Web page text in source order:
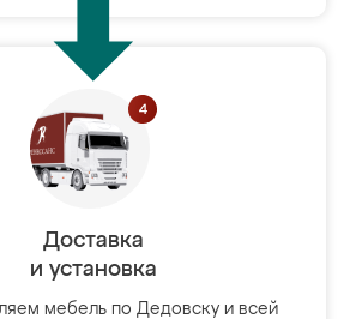
Доставка
и установка
мебель по Дедовску и всей